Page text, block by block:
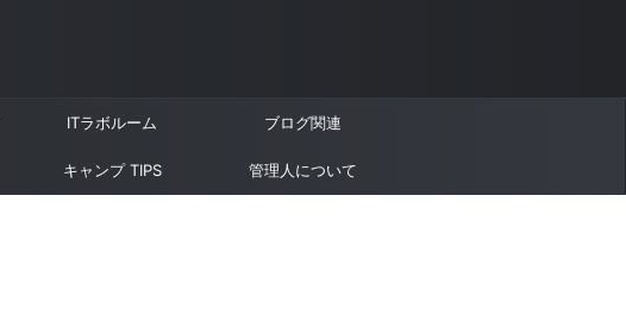
ITラボルーム ブログ関連
キャンプ TIPS 管理人について